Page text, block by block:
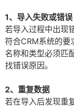
1、导入失败或错误
若导入过程中出现
符合CRM系统的要
名称和类型必须匹
找错误原因。
2、重复数据
若在导入后发现重